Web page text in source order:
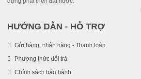
HƯỚNG DẪN - HỖ TRỢ
Gửi hàng, nhận hàng - Thanh toán
Phương thức đổi trả
Chính sách bảo hành